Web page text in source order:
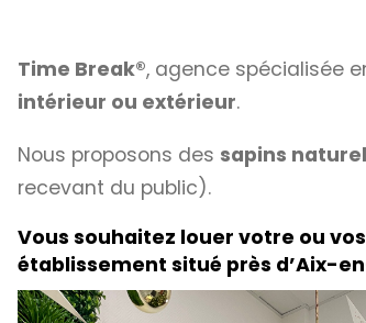
Time Break®, agence spécialisée
intérieur ou extérieur.
Nous proposons des sapins
recevant du public).
Vous souhaitez louer votre ou
établissement situé près d’Aix-